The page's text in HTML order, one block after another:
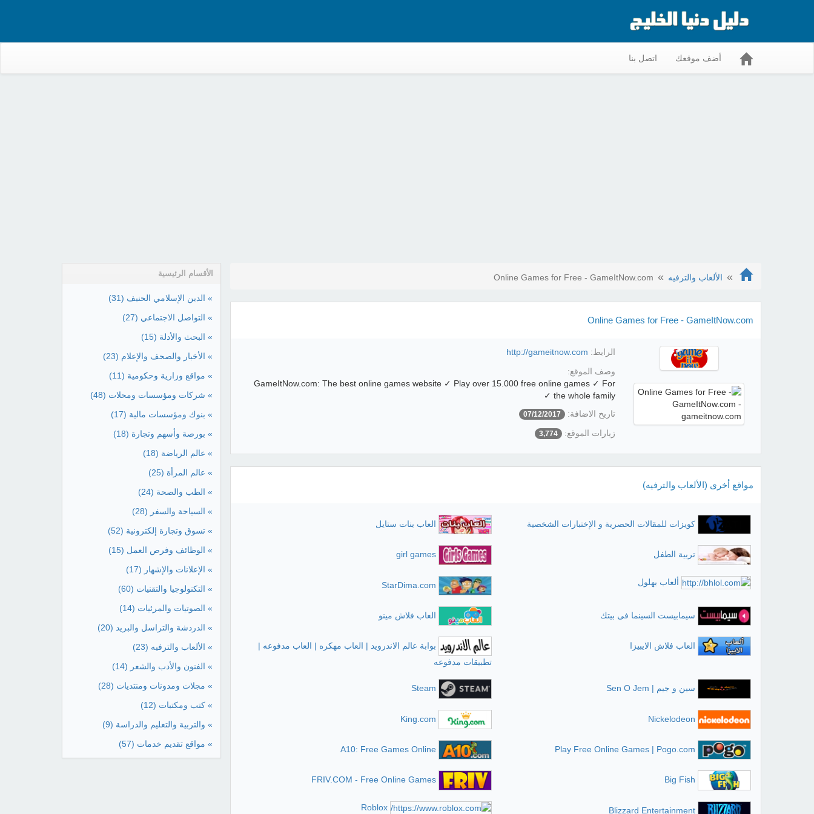
أضف موقعك اتصل بنا
الألعاب والترفيه Online Games for Free - GameItNow.com
Online Games for Free - GameItNow.com
الرابط: http://gameitnow.com
وصف الموقع:
GameItNow.com: The best online games website ✓ Play over 15.000 free online games ✓ For
the whole family ✓
تاريخ الاضافة:
07/12/2017
زيارات الموقع: 3,774
مواقع أخرى (الألعاب والترفيه)
كويزات للمقالات الحصرية و الإختبارات الشخصية العاب بنات ستايل
تربية الطفل girl games
ألعاب بهلول StarDima.com
سيمابيست السينما فى بيتك العاب فلاش مينو
العاب فلاش الايبيزا
بوابة عالم الاندرويد | العاب مهكره | العاب مدفوعه |
تطبيقات مدفوعه
سين و جيم | Sen O Jem Steam
Nickelodeon
King.com
Play Free Online Games | Pogo.com
A10: Free Games Online
Big Fish
FRIV.COM - Free Online Games
Blizzard Entertainment
Roblox
الأقسام الرئيسية
» الدين الإسلامي الحنيف (31)
» التواصل الاجتماعي (27)
» البحث والأدلة (15)
» الأخبار والصحف والإعلام (23)
» مواقع وزارية وحكومية (11)
» شركات ومؤسسات ومحلات (48)
» بنوك ومؤسسات مالية (17)
» بورصة وأسهم وتجارة (18)
» عالم الرياضة (18)
» عالم المرأة (25)
» الطب والصحة (24)
» السياحة والسفر (28)
» تسوق وتجارة إلكترونية (52)
» الوظائف وفرص العمل (15)
» الإعلانات والإشهار (17)
» التكنولوجيا والتقنيات (60)
» الصوتيات والمرئيات (14)
» الدردشة والتراسل والبريد (20)
» الألعاب والترفيه (23)
» الفنون والأدب والشعر (14)
» مجلات ومدونات ومنتديات (28)
» كتب ومكتبات (12)
» والتربية والتعليم والدراسة (9)
» مواقع تقديم خدمات (57)